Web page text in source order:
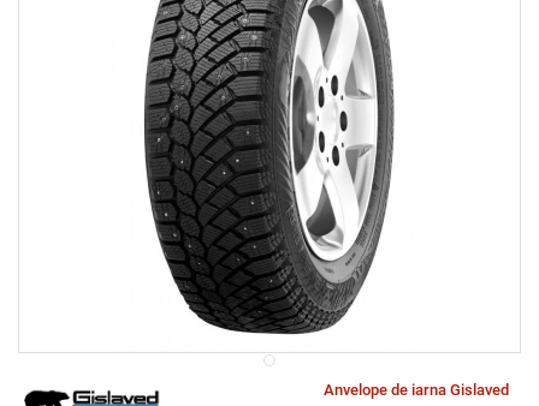
Anvelope de iarna Gislaved